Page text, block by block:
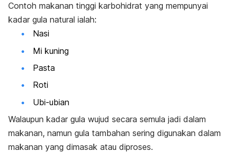
Contoh makanan tinggi karbohidrat yang mempunyai
kadar gula natural ialah:
Nasi
Mi kuning
Pasta
Roti
Ubi-ubian
Walaupun kadar gula wujud secara semula jadi dalam
makanan, namun gula tambahan sering digunakan dalam
makanan yang dimasak atau diproses.